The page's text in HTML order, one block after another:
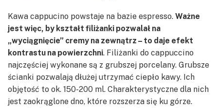
Kawa cappucino powstaje na bazie espresso. Ważne
jest więc, by kształt filiżanki pozwalał na
„wyciągnięcie” cremy na zewnątrz – to daje efekt
kontrastu na powierzchni. Filiżanki do cappuccino
najczęściej wykonane są z grubszej porcelany. Grubsze
ścianki pozwalają dłużej utrzymać ciepło kawy. Ich
objętość to ok. 150-200 ml. Charakterystyczne dla nich
jest zaokrąglone dno, które rozszerza się ku górze.